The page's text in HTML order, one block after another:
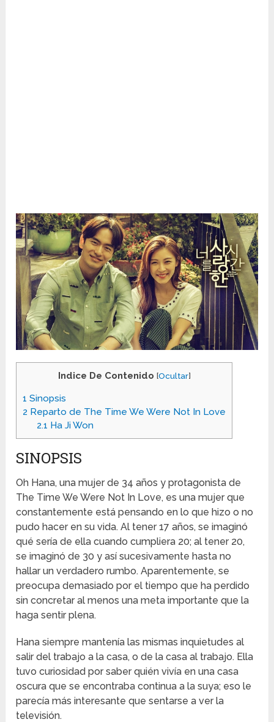
Indice De Contenido [Ocultar]
1 Sinopsis
2 Reparto de The Time We Were Not In Love
2.1 Ha Ji Won
SINOPSIS
Oh Hana, una mujer de 34 años y protagonista de
The Time We Were Not In Love, es una mujer que
constantemente está pensando en lo que hizo o no
pudo hacer en su vida. Al tener 17 años, se imaginó
qué sería de ella cuando cumpliera 20; al tener 20,
se imaginó de 30 y así sucesivamente hasta no
hallar un verdadero rumbo. Aparentemente, se
preocupa demasiado por el tiempo que ha perdido
sin concretar al menos una meta importante que la
haga sentir plena.
Hana siempre mantenía las mismas inquietudes al
salir del trabajo a la casa, o de la casa al trabajo. Ella
tuvo curiosidad por saber quién vivía en una casa
oscura que se encontraba continua a la suya; eso le
parecía más interesante que sentarse a ver la
televisión.